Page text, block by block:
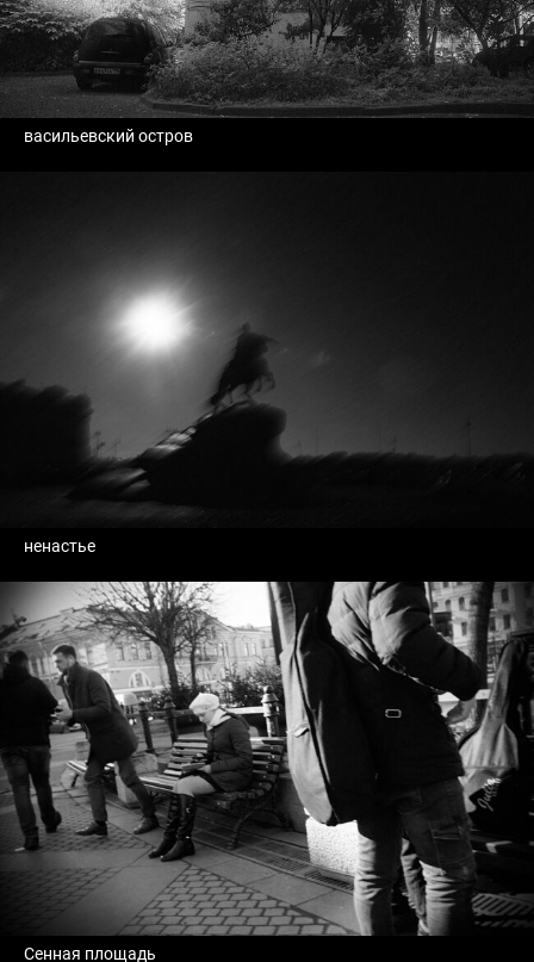
васильевский остров
ненастье
Сенная площадь